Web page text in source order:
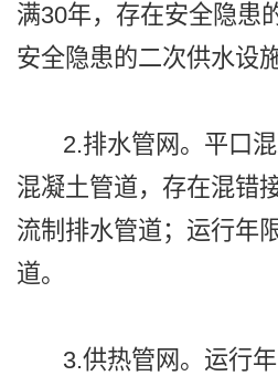
满30年，存在安全隐患
安全隐患的二次供水设施
2.排水管网。平口混
混凝土管道，存在混错
流制排水管道；运行年
道。
3.供热管网。运行年